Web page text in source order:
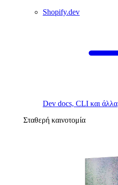
Shopify.dev
Dev docs, CLI και άλλα
Σταθερή καινοτομία